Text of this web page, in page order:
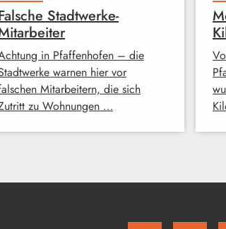
Stadtwerke-
in Pfaffenhofen – die
warnen hier vor
Mitarbeitern, die sich
zu Wohnungen …